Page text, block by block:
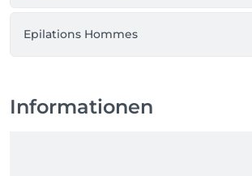
Epilations Hommes
Informationen